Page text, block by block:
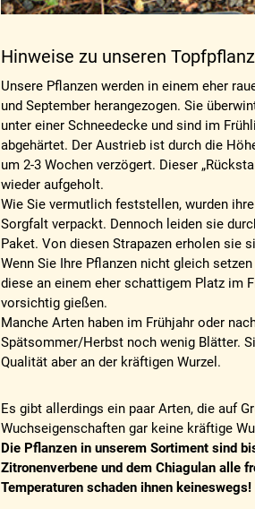
Hinweise zu unseren
Unsere Pflanzen werden in einem eher
und September herangezogen. Sie
unter einer Schneedecke und sind im
abgehärtet. Der Austrieb ist durch die
um 2-3 Wochen verzögert. Dieser
wieder aufgeholt.
Wie Sie vermutlich feststellen, wurden
Sorgfalt verpackt. Dennoch leiden sie
Paket. Von diesen Strapazen erholen sie
Wenn Sie Ihre Pflanzen nicht gleich
diese an einem eher schattigem Platz im
vorsichtig gießen.
Manche Arten haben im Frühjahr oder
Spätsommer/Herbst noch wenig Blätter.
Qualität aber an der kräftigen Wurzel.
Es gibt allerdings ein paar Arten, die auf
Wuchseigenschaften gar keine kräftige
Die Pflanzen in unserem Sortiment sind
Zitronenverbene und dem Chiagulan alle
Temperaturen schaden ihnen keineswegs!